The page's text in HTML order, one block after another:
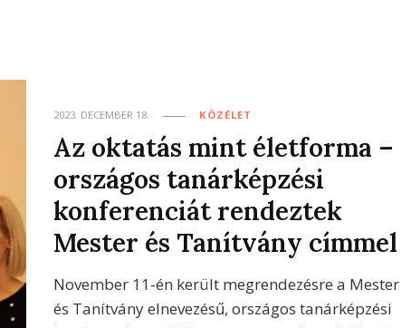
2023. DECEMBER 18. KÖZÉLET
Az oktatás mint életforma –
országos tanárképzési
konferenciát rendeztek
Mester és Tanítvány címmel
November 11-én került megrendezésre a Mester
és Tanítvány elnevezésű, országos tanárképzési